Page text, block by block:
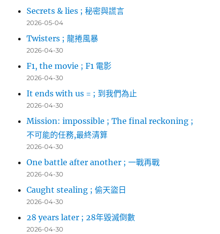
Secrets & lies ; 秘密與謊言
2026-05-04
Twisters ; 龍捲風暴
2026-04-30
F1, the movie ; F1 電影
2026-04-30
It ends with us = ; 到我們為止
2026-04-30
Mission: impossible ; The final reckoning ;
不可能的任務,最終清算
2026-04-30
One battle after another ; 一戰再戰
2026-04-30
Caught stealing ; 偷天盜日
2026-04-30
28 years later ; 28年毀滅倒數
2026-04-30